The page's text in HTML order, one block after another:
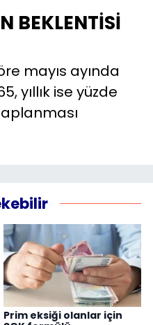
BEKLENTİSİ
mayıs ayında
yıllık ise yüzde
Prim eksiği olanlar için